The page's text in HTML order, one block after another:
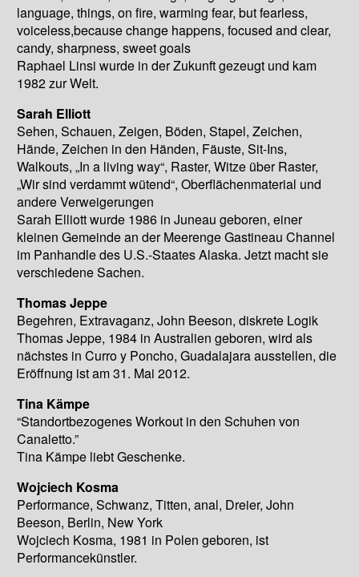
language, things, on fire, warming fear, but fearless,
voiceless,because change happens, focused and clear,
candy, sharpness, sweet goals
Raphael Linsi wurde in der Zukunft gezeugt und kam
1982 zur Welt.
Sarah Elliott
Sehen, Schauen, Zeigen, Böden, Stapel, Zeichen,
Hände, Zeichen in den Händen, Fäuste, Sit-Ins,
Walkouts, „In a living way“, Raster, Witze über Raster,
„Wir sind verdammt wütend“, Oberflächenmaterial und
andere Verweigerungen
Sarah Elliott wurde 1986 in Juneau geboren, einer
kleinen Gemeinde an der Meerenge Gastineau Channel
im Panhandle des U.S.-Staates Alaska. Jetzt macht sie
verschiedene Sachen.
Thomas Jeppe
Begehren, Extravaganz, John Beeson, diskrete Logik
Thomas Jeppe, 1984 in Australien geboren, wird als
nächstes in Curro y Poncho, Guadalajara ausstellen, die
Eröffnung ist am 31. Mai 2012.
Tina Kämpe
“Standortbezogenes Workout in den Schuhen von
Canaletto.”
Tina Kämpe liebt Geschenke.
Wojciech Kosma
Performance, Schwanz, Titten, anal, Dreier, John
Beeson, Berlin, New York
Wojciech Kosma, 1981 in Polen geboren, ist
Performancekünstler.